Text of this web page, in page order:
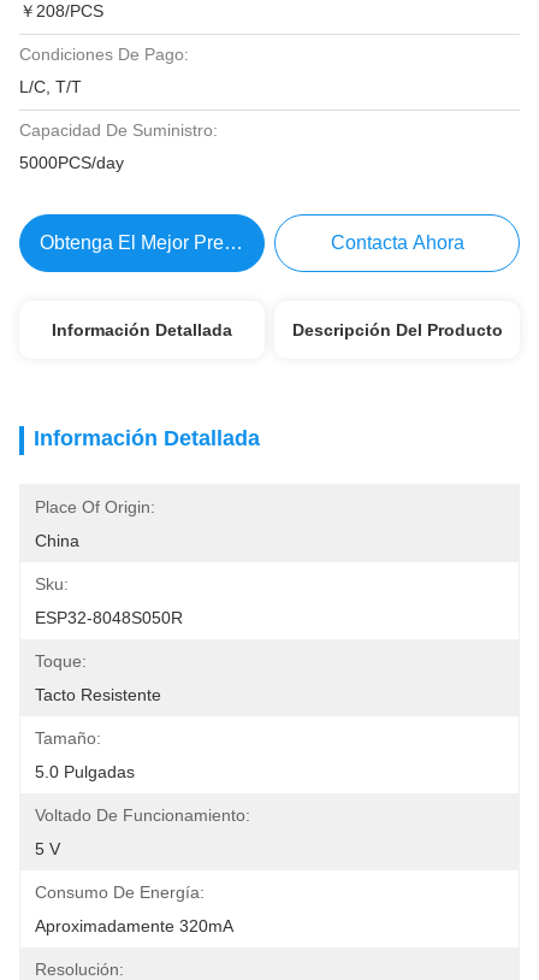
￥208/PCS
Condiciones De Pago:
L/C, T/T
Capacidad De Suministro:
5000PCS/day
Obtenga El Mejor Precio Contacta Ahora
Información Detallada Descripción Del Producto
Información Detallada
Place Of Origin:
China
Sku:
ESP32-8048S050R
Toque:
Tacto Resistente
Tamaño:
5.0 Pulgadas
Voltado De Funcionamiento:
5 V
Consumo De Energía:
Aproximadamente 320mA
Resolución: